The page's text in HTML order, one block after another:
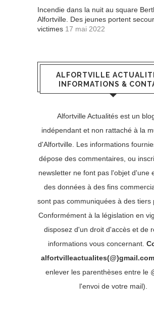
Incendie dans la nuit au square
Alfortville. Des jeunes portent
victimes 17 mai 2022
ALFORTVILLE
INFORMATIONS &
Alfortville Actualités est un
indépendant et non rattaché à la
d'Alfortville. Les informations
dépose des commentaires, ou
newsletter ne font pas l'objet d'une
des données à des fins
sont pas communiquées à des tiers
Conformément à la législation en
disposez d'un droit d'accès et de
informations vous concernant.
alfortvilleactualites(@)gmail.com
enlever les parenthèses entre le
l'envoi de votre mail).